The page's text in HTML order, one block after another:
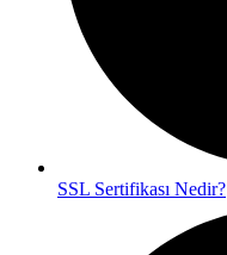
SSL Sertifikası Nedir?